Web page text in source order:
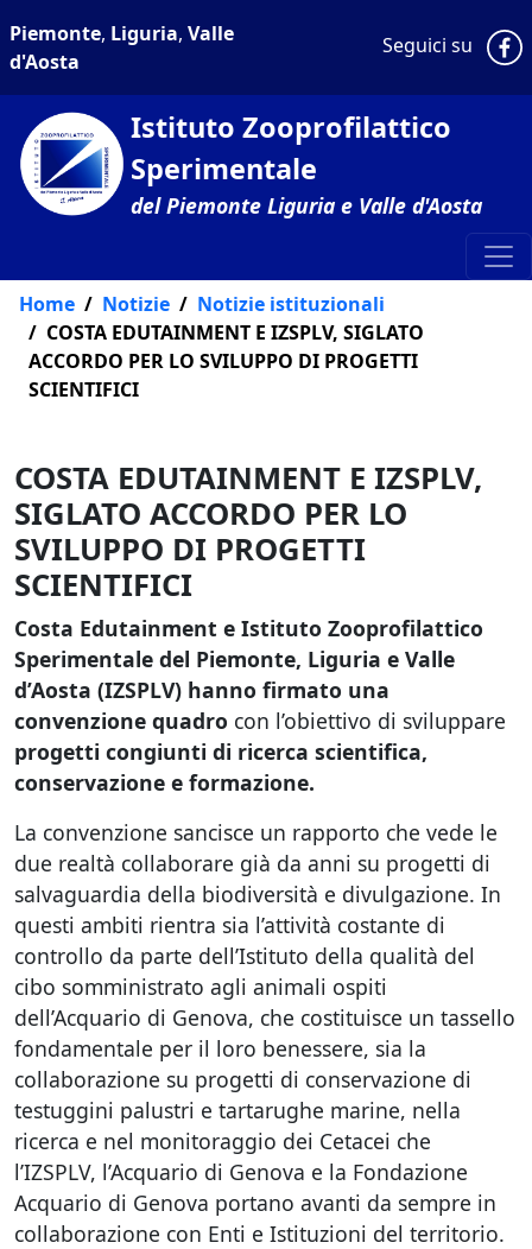
Piemonte, Liguria, Valle
d'Aosta
Seguici su
Istituto Zooprofilattico
Sperimentale
del Piemonte Liguria e Valle d'Aosta
Home Notizie
Notizie istituzionali
COSTA EDUTAINMENT E IZSPLV, SIGLATO
ACCORDO PER LO SVILUPPO DI PROGETTI
SCIENTIFICI
COSTA EDUTAINMENT E IZSPLV,
SIGLATO ACCORDO PER LO
SVILUPPO DI PROGETTI
SCIENTIFICI
Costa Edutainment e Istituto Zooprofilattico
Sperimentale del Piemonte, Liguria e Valle
d’Aosta (IZSPLV) hanno firmato una
convenzione quadro con l’obiettivo di sviluppare
progetti congiunti di ricerca scientifica,
conservazione e formazione.
La convenzione sancisce un rapporto che vede le
due realtà collaborare già da anni su progetti di
salvaguardia della biodiversità e divulgazione. In
questi ambiti rientra sia l’attività costante di
controllo da parte dell’Istituto della qualità del
cibo somministrato agli animali ospiti
dell’Acquario di Genova, che costituisce un tassello
fondamentale per il loro benessere, sia la
collaborazione su progetti di conservazione di
testuggini palustri e tartarughe marine, nella
ricerca e nel monitoraggio dei Cetacei che
l’IZSPLV, l’Acquario di Genova e la Fondazione
Acquario di Genova portano avanti da sempre in
collaborazione con Enti e Istituzioni del territorio.